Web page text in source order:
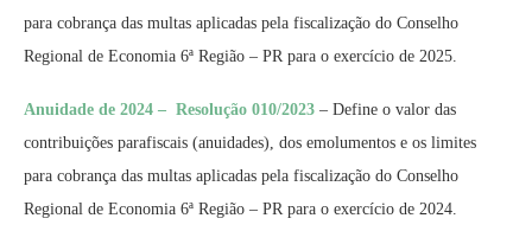
para cobrança das multas aplicadas pela fiscalização do Conselho
Regional de Economia 6ª Região – PR para o exercício de 2025.
Anuidade de 2024 – Resolução 010/2023 – Define o valor das
contribuições parafiscais (anuidades), dos emolumentos e os limites
para cobrança das multas aplicadas pela fiscalização do Conselho
Regional de Economia 6ª Região – PR para o exercício de 2024.